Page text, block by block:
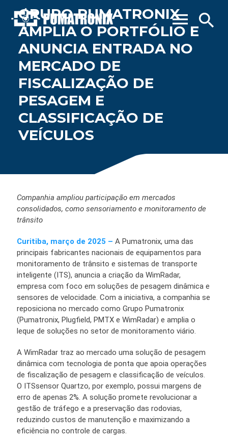
search
menu
GRUPO PUMATRONIX
AMPLIA O PORTFÓLIO E
ANUNCIA ENTRADA NO
MERCADO DE
FISCALIZAÇÃO DE
PESAGEM E
CLASSIFICAÇÃO DE
VEÍCULOS
Companhia ampliou participação em mercados
consolidados, como sensoriamento e monitoramento de
trânsito
Curitiba, março de 2025 – A Pumatronix, uma das
principais fabricantes nacionais de equipamentos para
monitoramento de trânsito e sistemas de transporte
inteligente (ITS), anuncia a criação da WimRadar,
empresa com foco em soluções de pesagem dinâmica e
sensores de velocidade. Com a iniciativa, a companhia se
reposiciona no mercado como Grupo Pumatronix
(Pumatronix, Plugfield, PMTX e WimRadar) e amplia o
leque de soluções no setor de monitoramento viário.
A WimRadar traz ao mercado uma solução de pesagem
dinâmica com tecnologia de ponta que apoia operações
de fiscalização de pesagem e classificação de veículos.
O ITSsensor Quartzo, por exemplo, possui margens de
erro de apenas 2%. A solução promete revolucionar a
gestão de tráfego e a preservação das rodovias,
reduzindo custos de manutenção e maximizando a
eficiência no controle de cargas.